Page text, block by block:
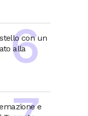
con un
alla
e